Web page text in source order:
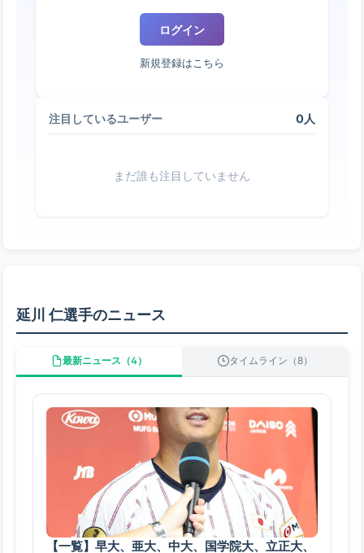
ログイン
新規登録はこちら
注目しているユーザー 0人
まだ誰も注目していません
延川 仁選手のニュース
最新ニュース（4） タイムライン（8）
【一覧】早大、亜大、中大、国学院大、立正大、